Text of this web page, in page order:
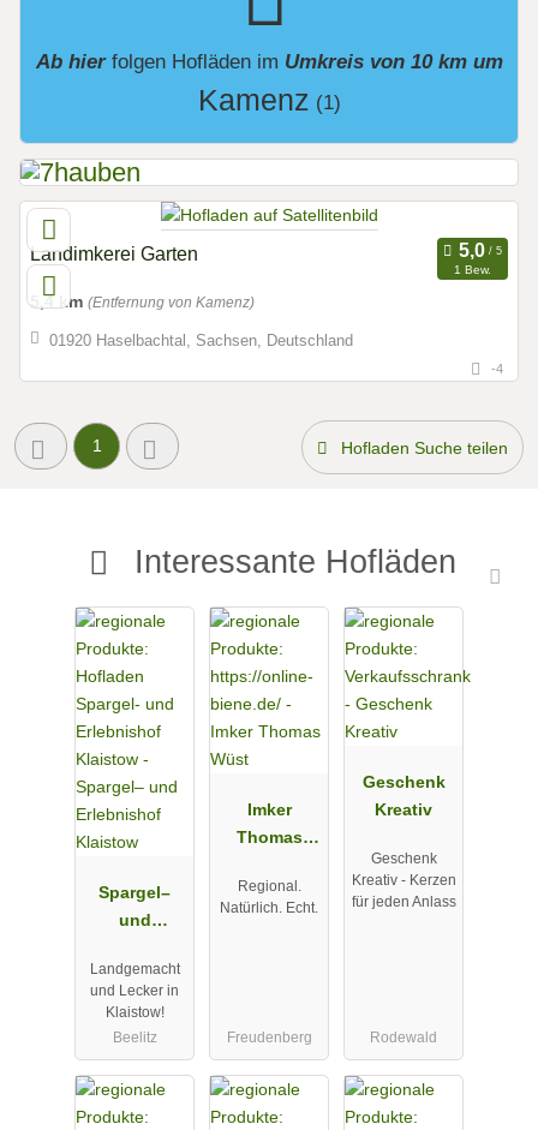
Ab hier folgen Hoflädenim Umkreis von 10 km um
Kamenz (1)
Landimkerei Garten
1 Bew.
5,4 km (Entfernung von Kamenz)
01920 Haselbachtal, Sachsen, Deutschland
-4
1 Hofladen Suche teilen
Interessante Hofläden
Spargel–
und
Klaistow
Landgemacht
und Lecker in
Klaistow!
Beelitz
Imker
Thomas
Regional.
Natürlich. Echt.
Freudenberg
Geschenk
Kreativ
Geschenk
Kreativ - Kerzen
für jeden Anlass
Rodewald